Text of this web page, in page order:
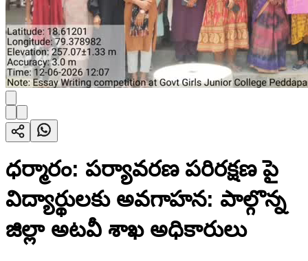
ధర్మారం: పర్యావరణ పరిరక్షణ పై
విద్యార్థులకు అవగాహన: పాల్గొన్న
జిల్లా అటవీ శాఖ అధికారులు